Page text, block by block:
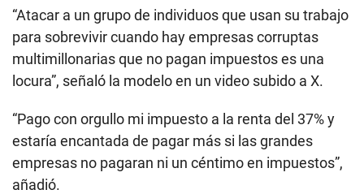
“Atacar a un grupo de individuos que usan su trabajo
para sobrevivir cuando hay empresas corruptas
multimillonarias que no pagan impuestos es una
locura”, señaló la modelo en un video subido a X.
“Pago con orgullo mi impuesto a la renta del 37% y
estaría encantada de pagar más si las grandes
empresas no pagaran ni un céntimo en impuestos”,
añadió.